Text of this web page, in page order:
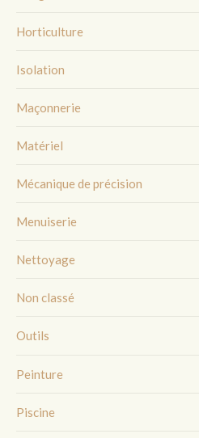
Horticulture
Isolation
Maçonnerie
Matériel
Mécanique de précision
Menuiserie
Nettoyage
Non classé
Outils
Peinture
Piscine